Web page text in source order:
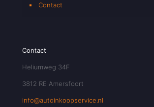
Contact
Contact
Heliumweg 34F
3812 RE Amersfoort
info@autoinkoopservice.nl